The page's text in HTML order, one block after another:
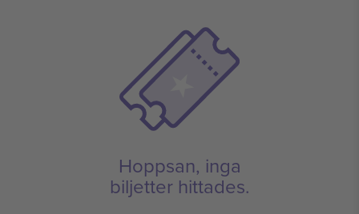
Hoppsan, inga
biljetter hittades.